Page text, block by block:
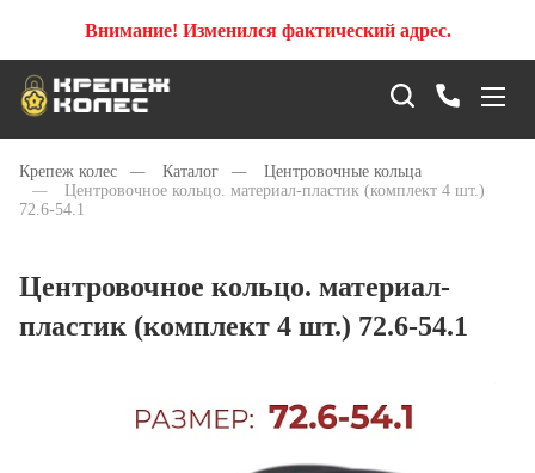
Внимание! Изменился фактический адрес.
Крепеж колес — Каталог —
Центровочные кольца
—
Центровочное кольцо. материал-пластик (комплект 4 шт.)
72.6-54.1
Центровочное кольцо. материал-
пластик (комплект 4 шт.) 72.6-54.1